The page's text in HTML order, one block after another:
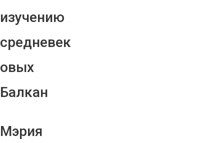
изучению
средневек
овых
Балкан
Мэрия